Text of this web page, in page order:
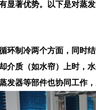
显著优势。以下是对蒸
环制冷两个方面，同时
介质（如水帘）上时，
发器等部件也协同工作